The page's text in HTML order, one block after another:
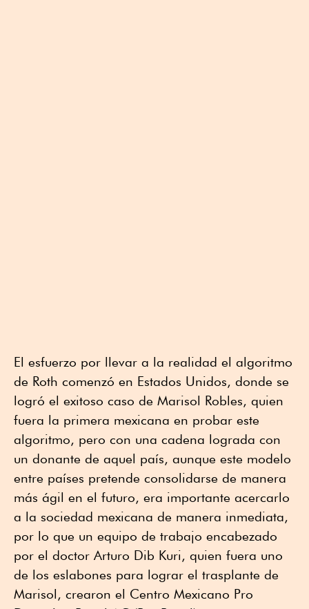
El esfuerzo por llevar a la realidad el algoritmo
de Roth comenzó en Estados Unidos, donde se
logró el exitoso caso de Marisol Robles, quien
fuera la primera mexicana en probar este
algoritmo, pero con una cadena lograda con
un donante de aquel país, aunque este modelo
entre países pretende consolidarse de manera
más ágil en el futuro, era importante acercarlo
a la sociedad mexicana de manera inmediata,
por lo que un equipo de trabajo encabezado
por el doctor Arturo Dib Kuri, quien fuera uno
de los eslabones para lograr el trasplante de
Marisol, crearon el Centro Mexicano Pro